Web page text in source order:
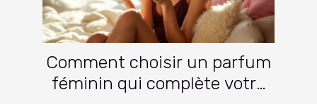
Comment choisir un parfum
féminin qui complète votre